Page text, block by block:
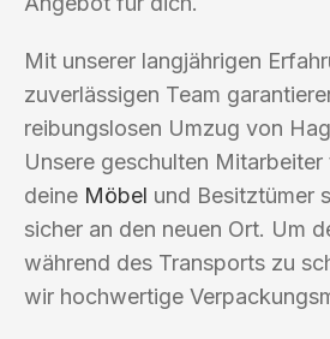
Mit unserer langjährigen
zuverlässigen Team
reibungslosen Umzug von
Unsere geschulten Mitarbeiter
deine Möbel und Besitztümer
sicher an den neuen Ort. Um
während des Transports zu
wir hochwertige